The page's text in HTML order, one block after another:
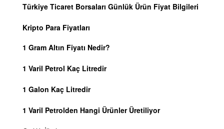
Türkiye Ticaret Borsaları Günlük Ürün Fiyat Bilgileri
Kripto Para Fiyatları
1 Gram Altın Fiyatı Nedir?
1 Varil Petrol Kaç Litredir
1 Galon Kaç Litredir
1 Varil Petrolden Hangi Ürünler Üretiliyor